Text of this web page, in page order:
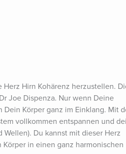
Hirn Kohärenz herzustellen.
Joe Dispenza. Nur wenn Deine
Körper ganz im Einklang. Mit
vollkommen entspannen und
Du kannst mit dieser Herz
in einen ganz harmonischen